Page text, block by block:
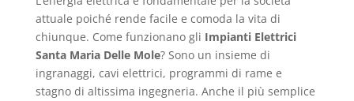
attuale poiché rende facile e comoda la vita di
chiunque. Come funzionano gli Impianti Elettrici
Santa Maria Delle Mole? Sono un insieme di
ingranaggi, cavi elettrici, programmi di rame e
stagno di altissima ingegneria. Anche il più semplice